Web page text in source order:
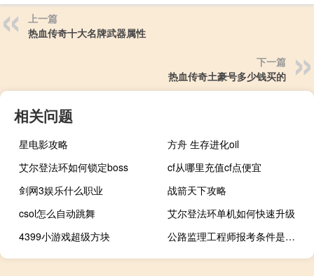
上一篇
热血传奇十大名牌武器属性
下一篇
热血传奇土豪号多少钱买的
相关问题
星电影攻略
方舟 生存进化oil
艾尔登法环如何锁定boss
cf从哪里充值cf点便宜
剑网3娱乐什么职业
战箭天下攻略
csol怎么自动跳舞
艾尔登法环单机如何快速升级
4399小游戏超级方块
公路监理工程师报考条件是什么